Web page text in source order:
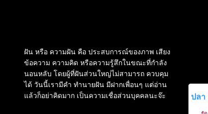
ฝัน หรือ ความฝัน คือ ประสบการณ์ของภาพ เสียง
ข้อความ ความคิด หรือความรู้สึกในขณะที่กำลัง
นอนหลับ โดยผู้ที่ฝันส่วนใหญ่ไม่สามารถ ควบคุม
ได้ วันนี้เรามีคำ ทำนายฝัน มีฝากเพื่อนๆ แต่อ่าน
แล้วก็อย่าคิดมาก เป็นความเชื่อส่วนบุคคลนะจ๊ะ
ปลา